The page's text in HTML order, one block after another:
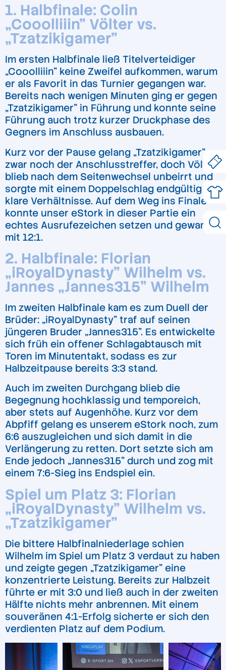
1. Halbfinale: Colin
„Cooolliiin” Völter vs.
„Tzatzikigamer”
Im ersten Halbfinale ließ Titelverteidiger
„Cooolliiin” keine Zweifel aufkommen, warum
er als Favorit in das Turnier gegangen war.
Bereits nach wenigen Minuten ging er gegen
„Tzatzikigamer” in Führung und konnte seine
Führung auch trotz kurzer Druckphase des
Gegners im Anschluss ausbauen.
Kurz vor der Pause gelang „Tzatzikigamer”
zwar noch der Anschlusstreffer, doch Völter
blieb nach dem Seitenwechsel unbeirrt und
sorgte mit einem Doppelschlag endgültig für
klare Verhältnisse. Auf dem Weg ins Finale
konnte unser eStork in dieser Partie ein
echtes Ausrufezeichen setzen und gewann
mit 12:1.
2. Halbfinale: Florian
„iRoyalDynasty” Wilhelm vs.
Jannes „Jannes315” Wilhelm
Im zweiten Halbfinale kam es zum Duell der
Brüder: „iRoyalDynasty” traf auf seinen
jüngeren Bruder „Jannes315”. Es entwickelte
sich früh ein offener Schlagabtausch mit
Toren im Minutentakt, sodass es zur
Halbzeitpause bereits 3:3 stand.
Auch im zweiten Durchgang blieb die
Begegnung hochklassig und temporeich,
aber stets auf Augenhöhe. Kurz vor dem
Abpfiff gelang es unserem eStork noch, zum
6:6 auszugleichen und sich damit in die
Verlängerung zu retten. Dort setzte sich am
Ende jedoch „Jannes315” durch und zog mit
einem 7:6-Sieg ins Endspiel ein.
Spiel um Platz 3: Florian
„iRoyalDynasty” Wilhelm vs.
„Tzatzikigamer”
Die bittere Halbfinalniederlage schien
Wilhelm im Spiel um Platz 3 verdaut zu haben
und zeigte gegen „Tzatzikigamer” eine
konzentrierte Leistung. Bereits zur Halbzeit
führte er mit 3:0 und ließ auch in der zweiten
Hälfte nichts mehr anbrennen. Mit einem
souveränen 4:1-Erfolg sicherte er sich den
verdienten Platz auf dem Podium.